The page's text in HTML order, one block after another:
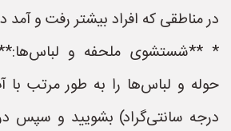
در مناطقی که افراد بیشتر رفت و آمد
* **شستشوی ملحفه و لباس‌ها:**
درجه سانتی‌گراد) بشویید و سپس